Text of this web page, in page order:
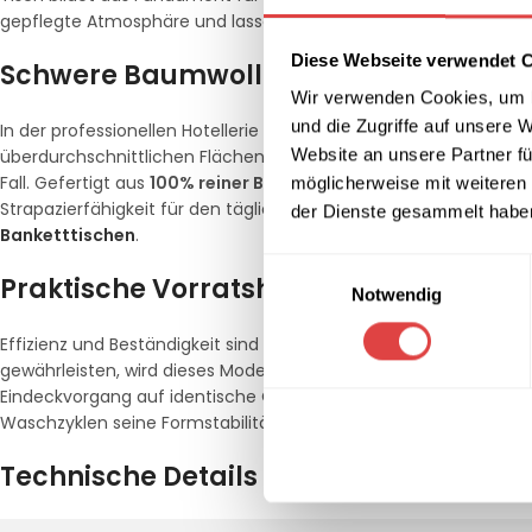
Diese Webseite verwendet
Wir verwenden Cookies,
und die Zugriffe auf unsere
Website an unsere Partner
möglicherweise mit
der Dienste gesammelt
Notwendig
gepflegte Atmosphäre und lassen sich ideal mit größeren
Schwere Baumwollqualität für
In der professionellen Hotellerie und Gastronomie sind
überdurchschnittlichen Flächengewicht von225 gr / qmbietet
Fall. Gefertigt aus 100% reiner Baumwolle, vereint das
Strapazierfähigkeit für den täglichen gewerblichen Einsatz.
Banketttischen.
Praktische Vorratshaltung für
Effizienz und Beständigkeit sind der Schlüssel zu einem
gewährleisten, wird dieses Modell im vorteilhaften
Eindeckvorgang auf identische Qualität zurückgreifen können.
Waschzyklen seine Formstabilität, was diese Mitteldecken zu
Technische Details im Überblick